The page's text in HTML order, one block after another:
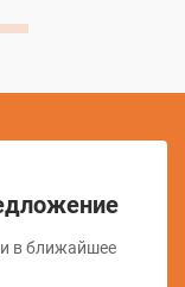
в ближайшее